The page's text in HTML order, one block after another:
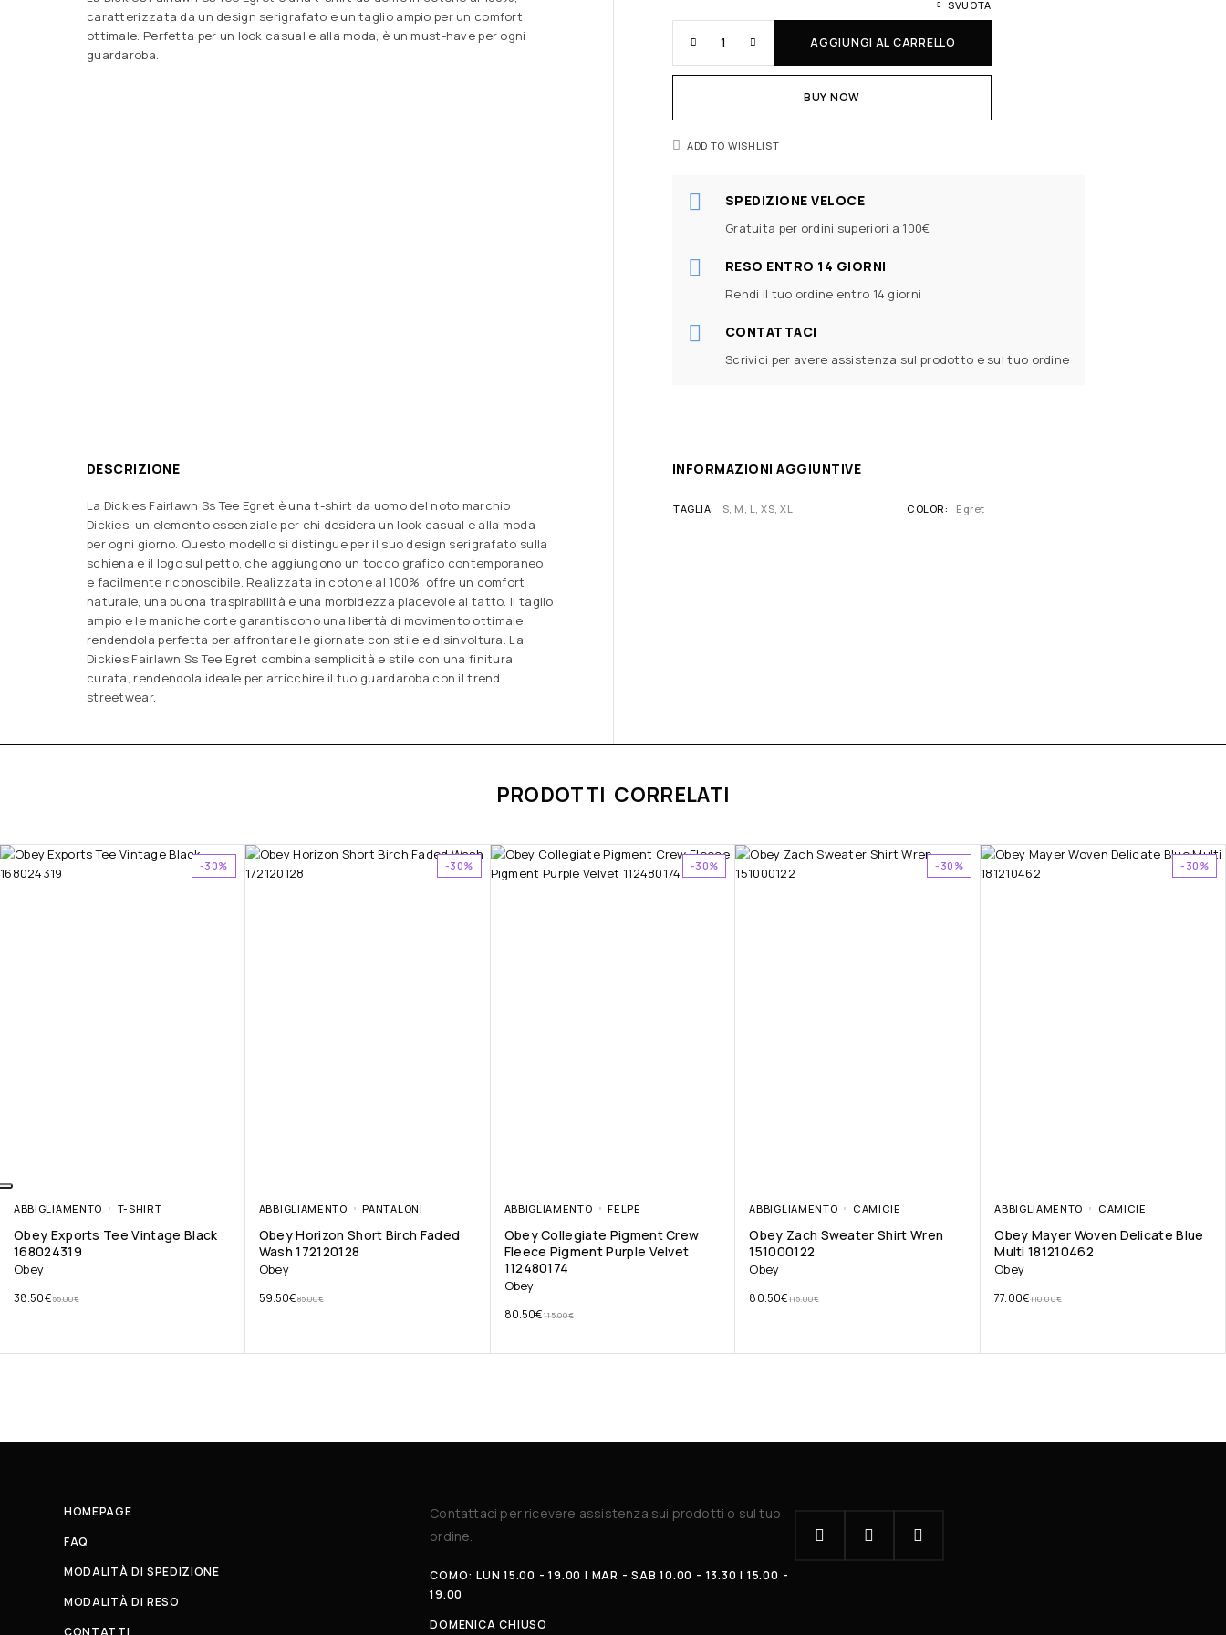
caratterizzata da un design serigrafato e un taglio ampio per un comfort
ottimale. Perfetta per un look casual e alla moda, è un must-have per ogni
guardaroba.
SVUOTA
AGGIUNGI AL CARRELLO
BUY NOW
ADD TO WISHLIST
SPEDIZIONE VELOCE
Gratuita per ordini superiori a 100€
RESO ENTRO 14 GIORNI
Rendi il tuo ordine entro 14 giorni
CONTATTACI
Scrivici per avere assistenza sul prodotto e sul tuo ordine
DESCRIZIONE
La Dickies Fairlawn Ss Tee Egret è una t-shirt da uomo del noto marchio
Dickies, un elemento essenziale per chi desidera un look casual e alla moda
per ogni giorno. Questo modello si distingue per il suo design serigrafato sulla
schiena e il logo sul petto, che aggiungono un tocco grafico contemporaneo
e facilmente riconoscibile. Realizzata in cotone al 100%, offre un comfort
naturale, una buona traspirabilità e una morbidezza piacevole al tatto. Il taglio
ampio e le maniche corte garantiscono una libertà di movimento ottimale,
rendendola perfetta per affrontare le giornate con stile e disinvoltura. La
Dickies Fairlawn Ss Tee Egret combina semplicità e stile con una finitura
curata, rendendola ideale per arricchire il tuo guardaroba con il trend
streetwear.
INFORMAZIONI AGGIUNTIVE
TAGLIA S, M, L, XS, XL COLOR Egret
PRODOTTI CORRELATI
-30%
ABBIGLIAMENTO T-SHIRT
Obey Exports Tee Vintage Black
168024319
Obey
55.00€
38.50€
-30%
ABBIGLIAMENTO PANTALONI
Obey Horizon Short Birch Faded
Wash 172120128
Obey
85.00€
59.50€
-30%
ABBIGLIAMENTO FELPE
Obey Collegiate Pigment Crew
Fleece Pigment Purple Velvet
112480174
Obey
115.00€
80.50€
-30%
ABBIGLIAMENTO CAMICIE
Obey Zach Sweater Shirt Wren
151000122
Obey
115.00€
80.50€
-30%
ABBIGLIAMENTO CAMICIE
Obey Mayer Woven Delicate Blue
Multi 181210462
Obey
110.00€
77.00€
HOMEPAGE
FAQ
MODALITÀ DI SPEDIZIONE
MODALITÀ DI RESO
CONTATTI
Contattaci per ricevere assistenza sui prodotti o sul tuo
ordine.
COMO: LUN 15.00 - 19.00 | MAR - SAB 10.00 - 13.30 | 15.00 -
19.00
DOMENICA CHIUSO